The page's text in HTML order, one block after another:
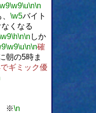
\w9\u\n\n
\w5バイト
くなる
\h\n\n しか
\w9\u\n\n確
朝の5時ま
ギミック優
\n